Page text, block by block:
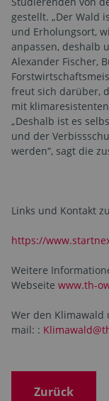
gestellt. „Der Wald
und Erholungsort,
anpassen, deshalb
Alexander Fischer,
freut sich darüber,
mit
„Deshalb ist es
und der
werden“, sagt die
Links und Kontakt
https://
Weitere
Webseite www.th-
Wer den Klimawald
mail: :
Zurück